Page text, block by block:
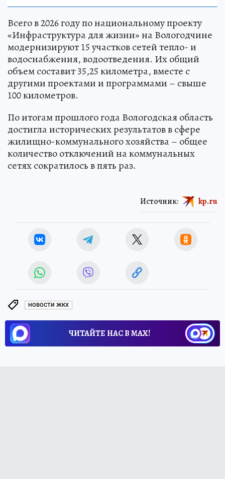
Всего в 2026 году по национальному проекту
«Инфраструктура для жизни» на Вологодчине
модернизируют 15 участков сетей тепло- и
водоснабжения, водоотведения. Их общий
объем составит 35,25 километра, вместе с
другими проектами и программами – свыше
100 километров.
По итогам прошлого года Вологодская область
достигла исторических результатов в сфере
жилищно-коммунального хозяйства – общее
количество отключений на коммунальных
сетях сократилось в пять раз.
Источник: kp.ru
НОВОСТИ ЖКХ
ЧИТАЙТЕ НАС В МАХ!